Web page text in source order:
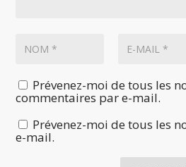
Prévenez-moi de tous les
commentaires par e-mail.
Prévenez-moi de tous les
e-mail.